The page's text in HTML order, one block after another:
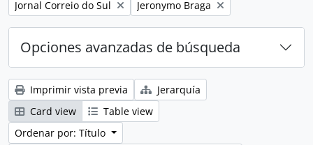
Remove filter:
Jornal Correio do Sul Remove filter:
Jeronymo Braga
Opciones avanzadas de búsqueda
Imprimir vista previa
Jerarquía
Card view
Table view
Ordenar por: Título